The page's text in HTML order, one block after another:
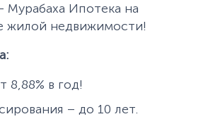
Мурабаха Ипотека на
жилой недвижимости!
8,88% в год!
– до 10 лет.